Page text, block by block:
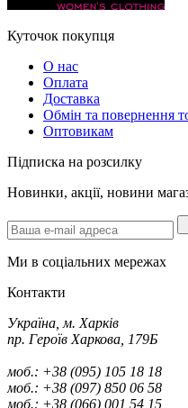
Куточок покупця
О нас
Оплата
Доставка
Обмін та повернення
Оптовикам
Підписка на розсилку
Новинки, акції, новини
Ми в соціальних мережах
Контакти
Україна, м. Харків
пр. Героїв Харкова, 179Б
моб.: +38 (095) 105 18 18
моб.: +38 (097) 850 06 58
моб.: +38 (066) 001 54 15